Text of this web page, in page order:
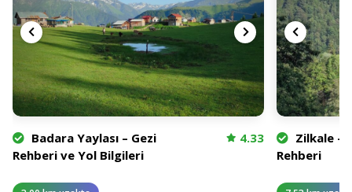
Badara Yaylası – Gezi
Rehberi ve Yol Bilgileri
4.33
Zilkale –
Rehberi